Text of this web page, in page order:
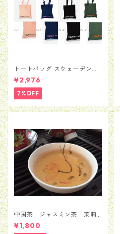
トートバッグ スウェーデン
Moderna Museet モデルナ 美
術館 ストックホルム メン
ズ レディース 男女兼用
並行輸入品 送料無料 カバン
バッグ BAG かばん
¥2,976
7%OFF
中国茶 ジャスミン茶 茉莉
花茶 銀毫インハオウ 100ｇ
¥1,800